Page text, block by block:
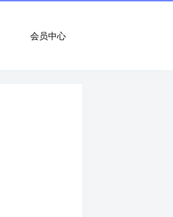
会员中心